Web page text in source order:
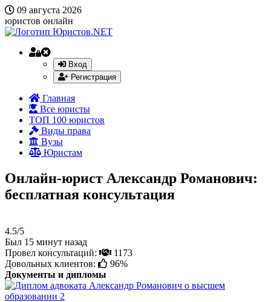
09 августа 2026
юристов онлайн
Вход
Регистрация
Главная
Все юристы
ТОП 100 юристов
Виды права
Вузы
Юристам
Онлайн-юрист Александр Романович:
бесплатная консультация
4.5/5
Был 15 минут назад
Провел консультаций:
1173
Довольных клиентов:
96%
Документы и дипломы